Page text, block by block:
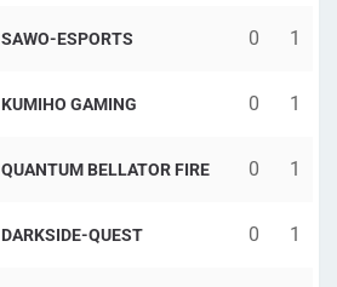
SAWO-ESPORTS 0 1
KUMIHO GAMING 0 1
QUANTUM BELLATOR FIRE 0 1
DARKSIDE-QUEST 0 1